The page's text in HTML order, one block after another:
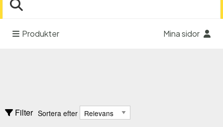
Produkter Mina sidor
Digitalkameror - övriga
Dokumentkamera
Filter Sortera efter
Sortera efter